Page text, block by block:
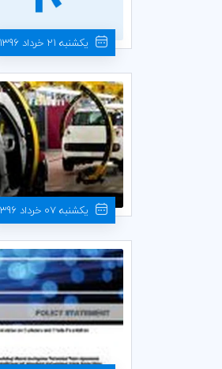
یکشنبه 21 خرداد 1396
یکشنبه 07 خرداد 1396